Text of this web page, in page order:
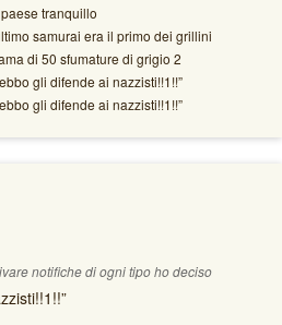
tranquillo
samurai era il primo dei grillini
di 50 sfumature di grigio 2
gli difende ai nazzisti!!1!!”
gli difende ai nazzisti!!1!!”
notifiche di ogni tipo ho deciso